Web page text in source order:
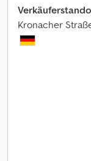
Kronacher